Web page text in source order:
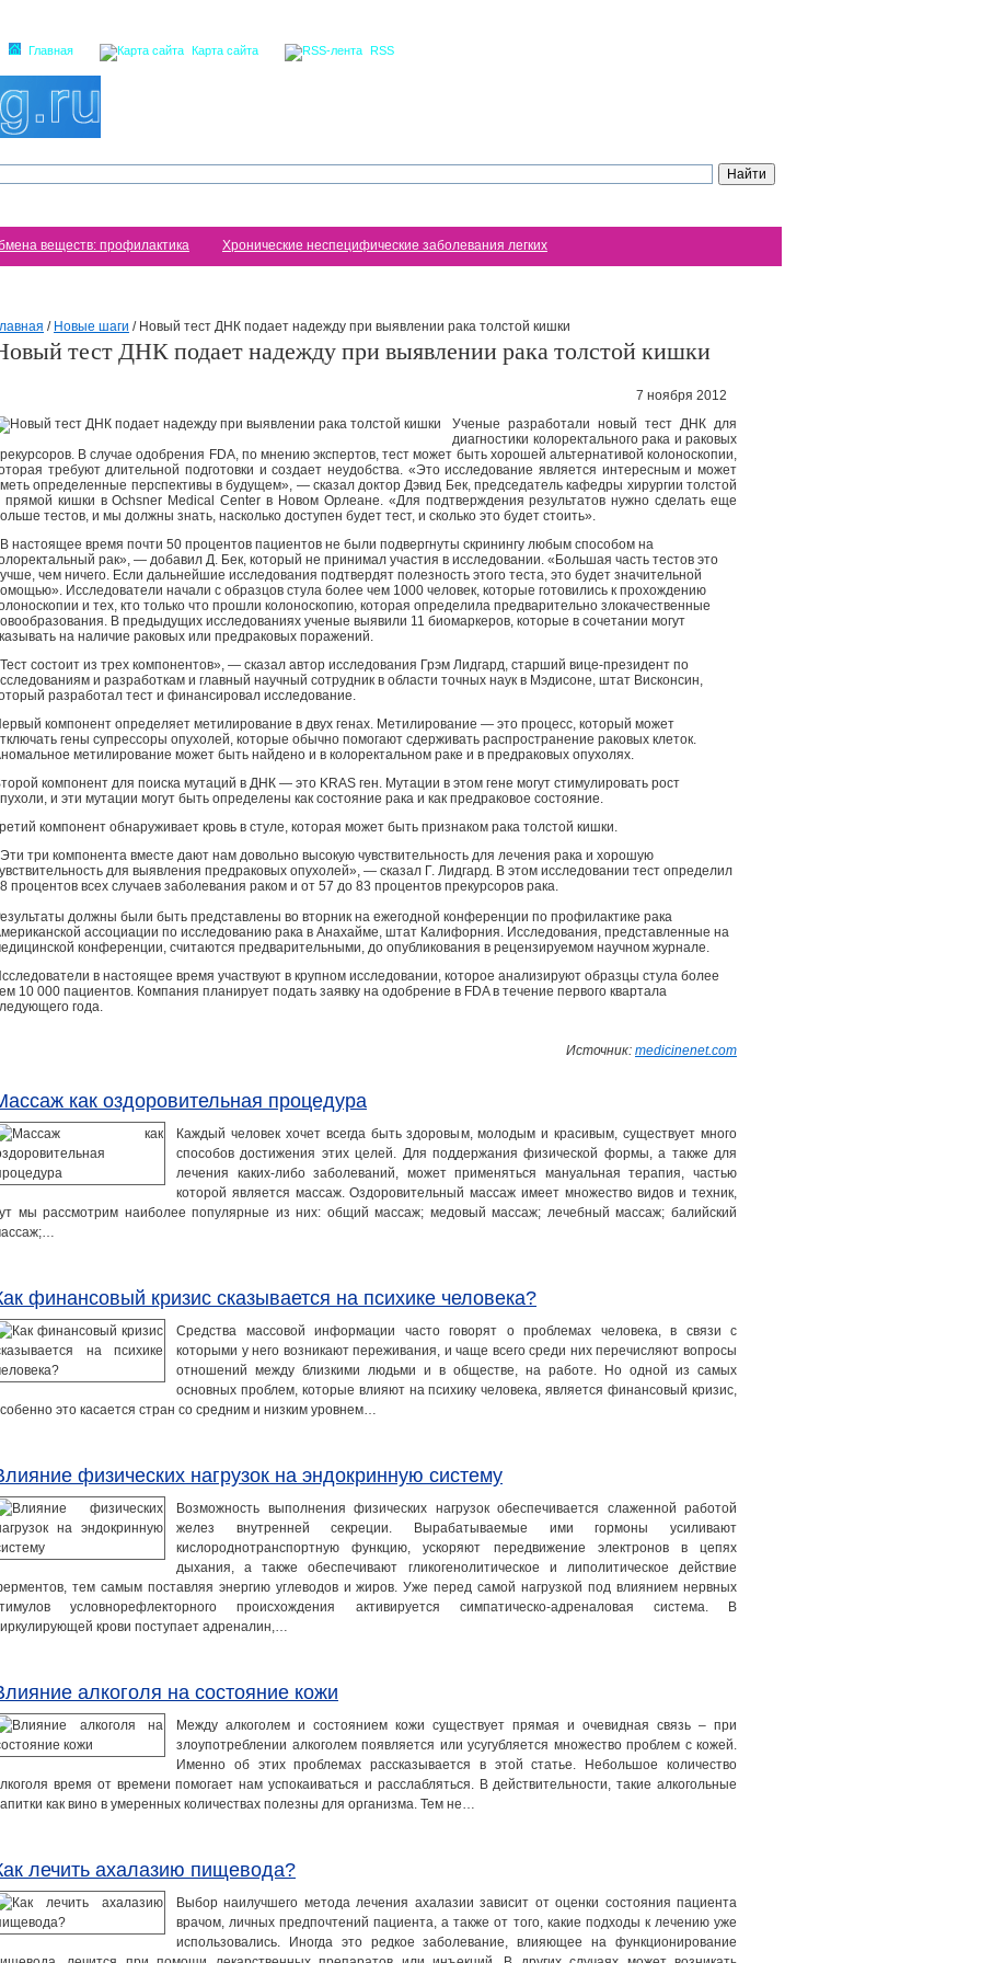
Главная Карта сайта RSS
веществ: профилактика Хронические неспецифические заболевания легких
/ Новые шаги / Новый тест ДНК подает надежду при выявлении рака толстой кишки
тест ДНК подает надежду при выявлении рака толстой кишки
7 ноября 2012
Ученые разработали новый тест ДНК для
диагностики колоректального рака и раковых
В случае одобрения FDA, по мнению экспертов, тест может быть хорошей альтернативой колоноскопии,
требуют длительной подготовки и создает неудобства. «Это исследование является интересным и может
определенные перспективы в будущем», — сказал доктор Дэвид Бек, председатель кафедры хирургии толстой
прямой кишки в Ochsner Medical Center в Новом Орлеане. «Для подтверждения результатов нужно сделать еще
тестов, и мы должны знать, насколько доступен будет тест, и сколько это будет стоить».
настоящее время почти 50 процентов пациентов не были подвергнуты скринингу любым способом на
рак», — добавил Д. Бек, который не принимал участия в исследовании. «Большая часть тестов это
чем ничего. Если дальнейшие исследования подтвердят полезность этого теста, это будет значительной
Исследователи начали с образцов стула более чем 1000 человек, которые готовились к прохождению
и тех, кто только что прошли колоноскопию, которая определила предварительно злокачественные
В предыдущих исследованиях ученые выявили 11 биомаркеров, которые в сочетании могут
на наличие раковых или предраковых поражений.
состоит из трех компонентов», — сказал автор исследования Грэм Лидгард, старший вице-президент по
и разработкам и главный научный сотрудник в области точных наук в Мэдисоне, штат Висконсин,
разработал тест и финансировал исследование.
компонент определяет метилирование в двух генах. Метилирование — это процесс, который может
гены супрессоры опухолей, которые обычно помогают сдерживать распространение раковых клеток.
метилирование может быть найдено и в колоректальном раке и в предраковых опухолях.
компонент для поиска мутаций в ДНК — это KRAS ген. Мутации в этом гене могут стимулировать рост
и эти мутации могут быть определены как состояние рака и как предраковое состояние.
компонент обнаруживает кровь в стуле, которая может быть признаком рака толстой кишки.
три компонента вместе дают нам довольно высокую чувствительность для лечения рака и хорошую
для выявления предраковых опухолей», — сказал Г. Лидгард. В этом исследовании тест определил
процентов всех случаев заболевания раком и от 57 до 83 процентов прекурсоров рака.
должны были быть представлены во вторник на ежегодной конференции по профилактике рака
ассоциации по исследованию рака в Анахайме, штат Калифорния. Исследования, представленные на
конференции, считаются предварительными, до опубликования в рецензируемом научном журнале.
в настоящее время участвуют в крупном исследовании, которое анализируют образцы стула более
10 000 пациентов. Компания планирует подать заявку на одобрение в FDA в течение первого квартала
года.
Источник: medicinenet.com
как оздоровительная процедура
Каждый человек хочет всегда быть здоровым, молодым и красивым, существует много
способов достижения этих целей. Для поддержания физической формы, а также для
лечения каких-либо заболеваний, может применяться мануальная терапия, частью
которой является массаж. Оздоровительный массаж имеет множество видов и техник,
мы рассмотрим наиболее популярные из них: общий массаж; медовый массаж; лечебный массаж; балийский
финансовый кризис сказывается на психике человека?
Средства массовой информации часто говорят о проблемах человека, в связи с
которыми у него возникают переживания, и чаще всего среди них перечисляют вопросы
отношений между близкими людьми и в обществе, на работе. Но одной из самых
основных проблем, которые влияют на психику человека, является финансовый кризис,
это касается стран со средним и низким уровнем…
физических нагрузок на эндокринную систему
Возможность выполнения физических нагрузок обеспечивается слаженной работой
желез внутренней секреции. Вырабатываемые ими гормоны усиливают
кислороднотранспортную функцию, ускоряют передвижение электронов в цепях
дыхания, а также обеспечивают гликогенолитическое и липолитическое действие
тем самым поставляя энергию углеводов и жиров. Уже перед самой нагрузкой под влиянием нервных
условнорефлекторного происхождения активируется симпатическо-адреналовая система. В
крови поступает адреналин,…
алкоголя на состояние кожи
Между алкоголем и состоянием кожи существует прямая и очевидная связь – при
злоупотреблении алкоголем появляется или усугубляется множество проблем с кожей.
Именно об этих проблемах рассказывается в этой статье. Небольшое количество
время от времени помогает нам успокаиваться и расслабляться. В действительности, такие алкогольные
как вино в умеренных количествах полезны для организма. Тем не…
лечить ахалазию пищевода?
Выбор наилучшего метода лечения ахалазии зависит от оценки состояния пациента
врачом, личных предпочтений пациента, а также от того, какие подходы к лечению уже
использовались. Иногда это редкое заболевание, влияющее на функционирование